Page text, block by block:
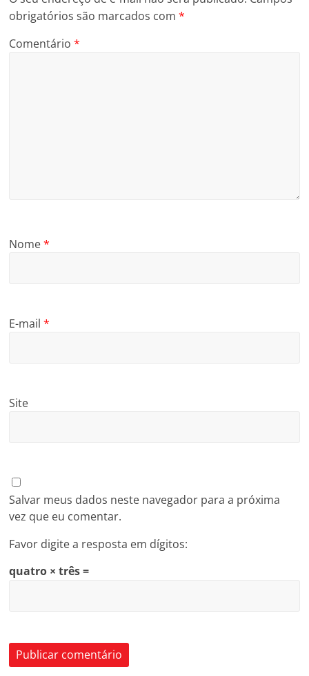
obrigatórios são marcados com*
Comentário*
Nome*
E-mail*
Site
Salvar meus dados neste navegador para a próxima
vez que eu comentar.
Favor digite a resposta em dígitos:
quatro × três =